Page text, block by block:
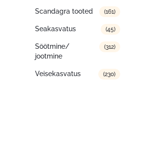
Scandagra tooted (161)
Seakasvatus (45)
Söötmine/
jootmine
(312)
Veisekasvatus (230)